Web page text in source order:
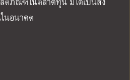
นอนาคต